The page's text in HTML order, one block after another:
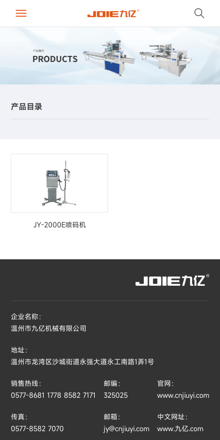
Toggle
产品目录
JY-2000E喷码机
企业名称：
温州市九亿机械有限公司
地址：
温州市龙湾区沙城街道永强大道永工南路1弄1号
销售热线：
0577-8681 1778 8582 7171
传真：
0577-8582 7070
邮编：
325025
邮箱：
jy@cnjiuyi.com
官网：
www.cnjiuyi.com
中文网址：
www.九亿.com